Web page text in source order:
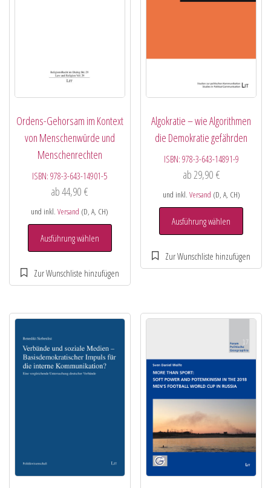
Ordens-Gehorsam im Kontext
von Menschenwürde und
Menschenrechten
ISBN:978-3-643-14901-5
ab44,90€
und inkl.Versand (D, A, CH)
Ausführung wählen
Algokratie – wie Algorithmen
die Demokratie gefährden
ISBN: 978-3-643-14891-9
ab29,90 €
und inkl. Versand (D, A, CH)
Ausführung wählen